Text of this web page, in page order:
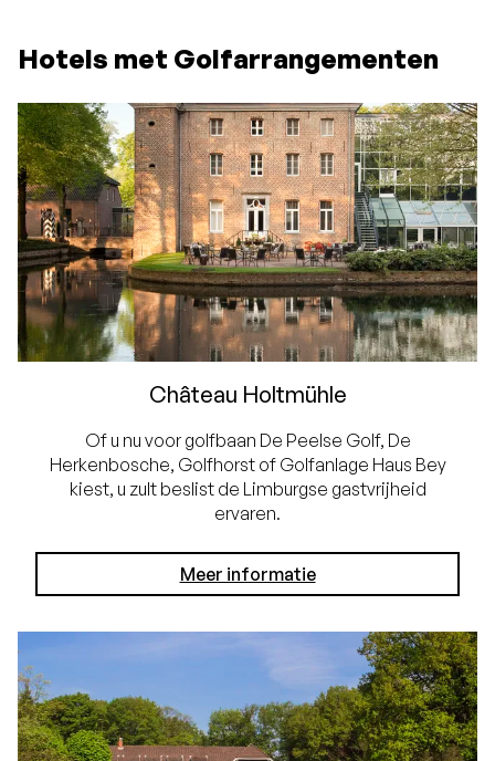
Hotels met Golfarrangementen
Château Holtmühle
Of u nu voor golfbaan De Peelse Golf, De
Herkenbosche, Golfhorst of Golfanlage Haus Bey
kiest, u zult beslist de Limburgse gastvrijheid
ervaren.
Meer informatie